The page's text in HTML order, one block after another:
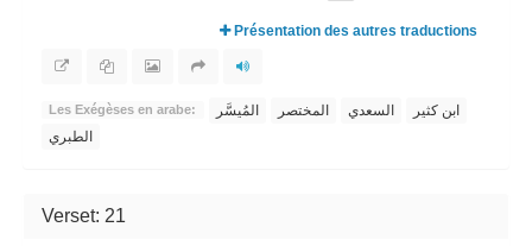
Présentation des autres traductions
Les Exégèses en arabe: المُيسَّر المختصر السعدي
ابن كثير
الطبري
Verset: 21